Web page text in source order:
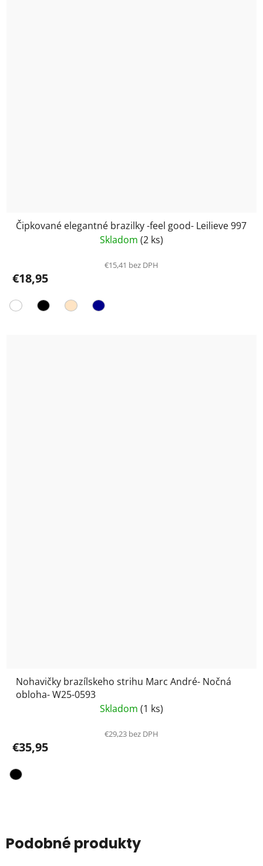
Čipkované elegantné brazilky -feel good- Leilieve 997
Skladom (2 ks)
€15,41 bez DPH
€18,95
Nohavičky brazílskeho strihu Marc André- Nočná
obloha- W25-0593
Skladom (1 ks)
€29,23 bez DPH
€35,95
Podobné produkty